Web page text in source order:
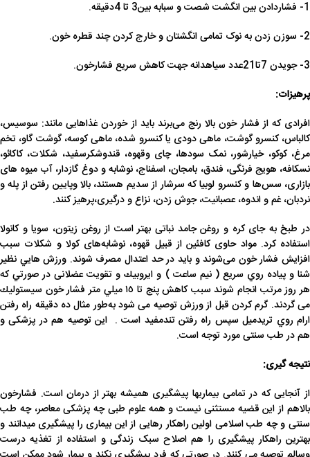
1- فشاردادن بین انگشت شصت و سبابه بین3 تا 4دقیقه.
2- سوزن زدن به نوک تمامی انگشتان و خارج کردن چند قطره خون.
3- جویدن 7تا21عدد سیاهدانه جهت کاهش سریع فشارخون.
پرهیزات:
افرادی که از فشار خون بالا رنج می‌برند باید از خوردن غذاهایی مانند: سوسیس،
کالباس، کنسرو گوشت، ماهی دودی یا کنسرو شده، ماهی کوسه، گوشت گاو، تخم
مرغ، کوکو، خیارشور، نمک سودها، چای وقهوه، قندوشکرسفید، شکلات، کاکائو،
نسکافه، هویج فرنگی، فندق، بامجان، اسفناج، نوشابه و دوغ گازدار، آب میوه های
بازاری، سس‌ها و کنسرو لوبیا که سرشار از سدیم هستند، بالا وپایین رفتن از پله و
نردبان، غم و اندوه، عصبانیت، جوش زدن، نزاع و درگیری،پرهیز کنند.
در طبخ به جای کره و روغن جامد نباتی بهتر است از روغن زیتون، سویا و کانولا
استفاده کرد. مواد حاوی کافئین از قبیل قهوه، نوشابه‌های کولا و شکلات سبب
افزایش فشار خون می‌شوند و باید در حد اعتدال مصرف شوند. ورزش هايي نظير
شنا و پياده روي سريع ( نيم ساعت ) و ايروبيك و تقويت عضلانى در صورتي كه
هر روز مرتب انجام شوند سبب كاهش پنج تا ١٥ ميلي متر فشار خون سيستوليك
مى گردند. گرم كردن قبل از ورزش توصيه مى شود به‌طور مثال ده دقيقه راه رفتن
ارام روي تريدميل سپس راه رفتن تندمفيد است . این توصیه هم در پزشکی و
هم در طب سنتی مورد توجه است.
نتیجه گیری:
از آنجایی که در تمامی بیماریها پیشگیری همیشه بهتر از درمان است. فشارخون
بالاهم از این قضیه مستثنی نیست و همه علوم طبی چه پزشکی معاصر، چه طب
سنتی و چه طب اسلامی اولین راهکار رهایی از این بیماری را پیشگیری میدانند و
بهترین راهکار پیشگیری را هم اصلاح سبک زندگی و استفاده از تغذیه درست